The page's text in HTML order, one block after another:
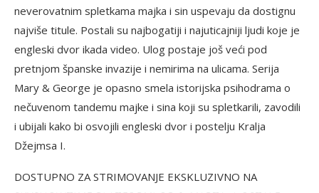
neverovatnim spletkama majka i sin uspevaju da dostignu
najviše titule. Postali su najbogatiji i najuticajniji ljudi koje je
engleski dvor ikada video. Ulog postaje još veći pod
pretnjom španske invazije i nemirima na ulicama. Serija
Mary & George je opasno smela istorijska psihodrama o
nečuvenom tandemu majke i sina koji su spletkarili, zavodili
i ubijali kako bi osvojili engleski dvor i postelju Kralja
Džejmsa I.
DOSTUPNO ZA STRIMOVANJE EKSKLUZIVNO NA